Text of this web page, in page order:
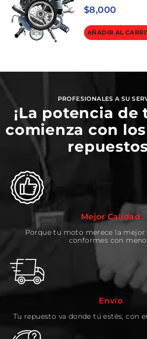
$8,000
AÑADIR AL
PROFESIONALES A SU
¡La potencia de
comienza con
Mejor Calidad
Porque tu moto merece la mejor
conformes con
Envío
Tu repuesto va donde tú estés, con